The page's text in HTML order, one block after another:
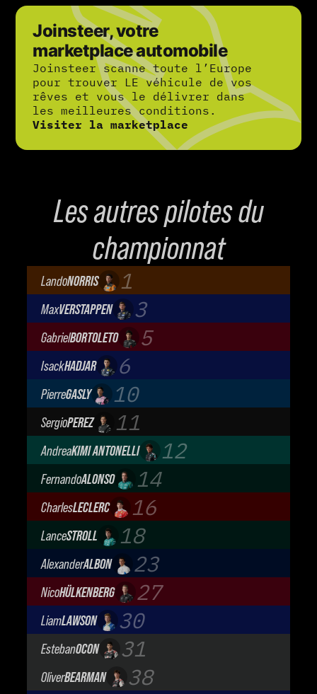
Joinsteer, votre
marketplace automobile
Joinsteer scanne toute l’Europe
pour trouver LE véhicule de vos
rêves et vous le délivrer dans
les meilleures conditions.
Visiter la marketplace
Les autres pilotes du
championnat
LandoNORRIS 1
McLaren Mastercard F1 Team
MaxVERSTAPPEN 3
Oracle Red Bull Racing
GabrielBORTOLETO 5
Audi Revolut F1 Team
IsackHADJAR 6
Oracle Red Bull Racing
PierreGASLY 10
BWT Alpine Formula One Team
SergioPEREZ 11
Cadillac Formula 1 Team
AndreaKIMI ANTONELLI 12
Mercedes-AMG Petronas F1 Team
FernandoALONSO 14
Aston Martin Aramco F1 Team
CharlesLECLERC 16
Scuderia Ferrari
LanceSTROLL 18
Aston Martin Aramco F1 Team
AlexanderALBON 23
Atlassian Williams F1 Team
NicoHÜLKENBERG 27
Audi Revolut F1 Team
LiamLAWSON 30
Visa Cash App Racing Bulls
EstebanOCON 31
TGR Haas F1 Team
OliverBEARMAN 38